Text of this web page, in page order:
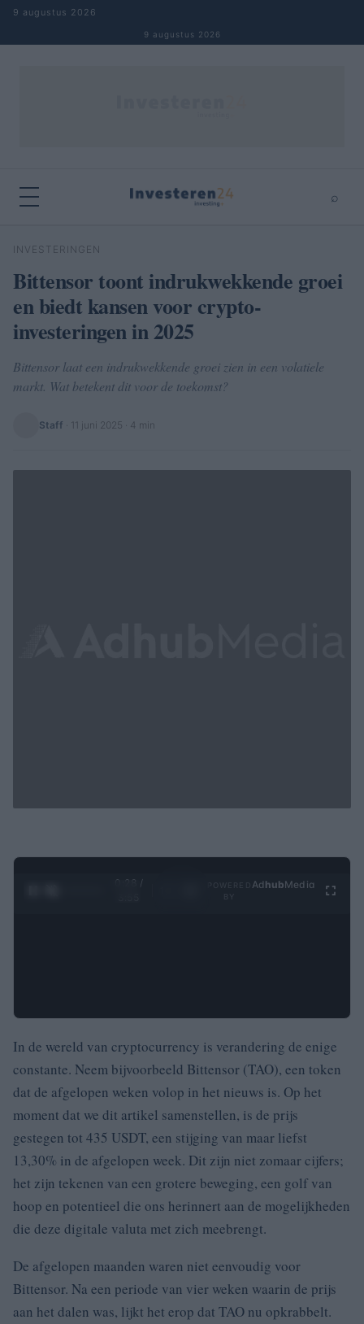
Naar inhoud springen
9 augustus 2026
9 augustus 2026
⌕
Zoeken
INVESTERINGEN
Bittensor toont indrukwekkende groei
en biedt kansen voor crypto-
investeringen in 2025
Bittensor laat een indrukwekkende groei zien in een volatiele
markt. Wat betekent dit voor de toekomst?
Staff 11 juni 2025 · 4 min
0:29 /
Ad hubMedia
In de wereld van cryptocurrency is verandering de enige
constante. Neem bijvoorbeeld Bittensor (TAO), een token
dat de afgelopen weken volop in het nieuws is. Op het
moment dat we dit artikel samenstellen, is de prijs
gestegen tot 435 USDT, een stijging van maar liefst
13,30% in de afgelopen week. Dit zijn niet zomaar cijfers;
het zijn tekenen van een grotere beweging, een golf van
hoop en potentieel die ons herinnert aan de mogelijkheden
die deze digitale valuta met zich meebrengt.
De afgelopen maanden waren niet eenvoudig voor
Bittensor. Na een periode van vier weken waarin de prijs
aan het dalen was, lijkt het erop dat TAO nu opkrabbelt.